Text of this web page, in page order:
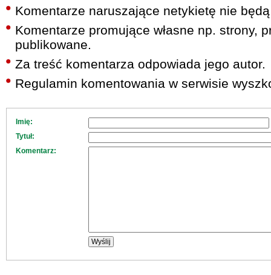
Komentarze naruszające netykietę nie
Komentarze promujące własne np. strony,
publikowane.
Za treść komentarza odpowiada jego autor.
Regulamin komentowania w serwisie
Imię:
Tytuł:
Komentarz: